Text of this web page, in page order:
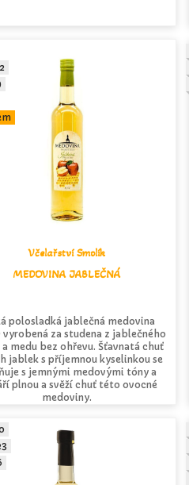
Včelařství Smolík
MEDOVINA JABLEČNÁ
polosladká jablečná medovina
vyrobená za studena z jablečného
medu bez ohřevu. Šťavnatá chuť
jablek s příjemnou kyselinkou se
s jemnými medovými tóny a
plnou a svěží chuť této ovocné
medoviny.